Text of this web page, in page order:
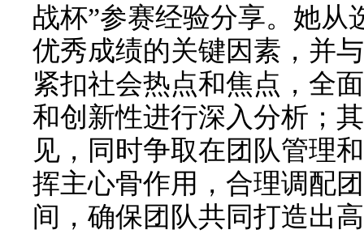
战杯”参赛经验分享。她
优秀成绩的关键因素，并
紧扣社会热点和焦点，全
和创新性进行深入分析；
见，同时争取在团队管理
挥主心骨作用，合理调配
间，确保团队共同打造出